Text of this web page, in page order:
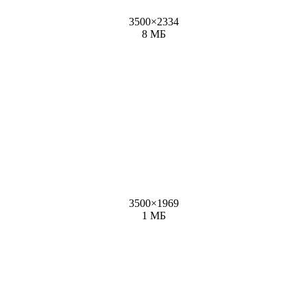
3500×2334
8 МБ
3500×1969
1 МБ